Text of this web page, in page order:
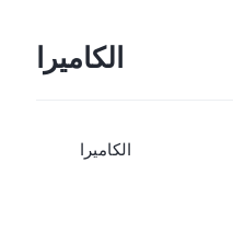
الكاميرا
الكاميرا